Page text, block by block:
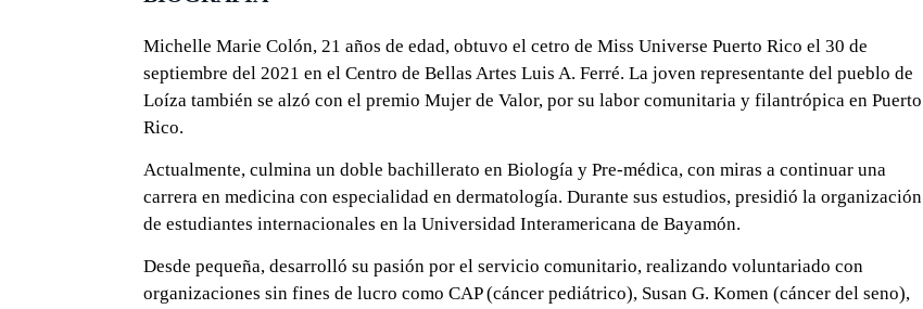
Michelle Marie Colón, 21 años de edad, obtuvo el cetro de Miss Universe Puerto Rico el 30 de
septiembre del 2021 en el Centro de Bellas Artes Luis A. Ferré. La joven representante del pueblo de
Loíza también se alzó con el premio Mujer de Valor, por su labor comunitaria y filantrópica en Puerto
Rico.
Actualmente, culmina un doble bachillerato en Biología y Pre-médica, con miras a continuar una
carrera en medicina con especialidad en dermatología. Durante sus estudios, presidió la organización
de estudiantes internacionales en la Universidad Interamericana de Bayamón.
Desde pequeña, desarrolló su pasión por el servicio comunitario, realizando voluntariado con
organizaciones sin fines de lucro como CAP (cáncer pediátrico), Susan G. Komen (cáncer del seno),